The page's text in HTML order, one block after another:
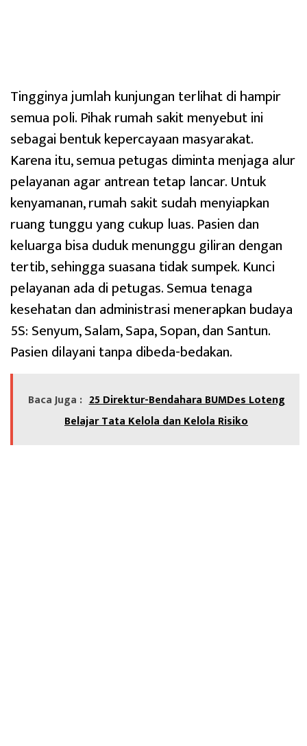
Tingginya jumlah kunjungan terlihat di hampir
semua poli. Pihak rumah sakit menyebut ini
sebagai bentuk kepercayaan masyarakat.
Karena itu, semua petugas diminta menjaga alur
pelayanan agar antrean tetap lancar. Untuk
kenyamanan, rumah sakit sudah menyiapkan
ruang tunggu yang cukup luas. Pasien dan
keluarga bisa duduk menunggu giliran dengan
tertib, sehingga suasana tidak sumpek. Kunci
pelayanan ada di petugas. Semua tenaga
kesehatan dan administrasi menerapkan budaya
5S: Senyum, Salam, Sapa, Sopan, dan Santun.
Pasien dilayani tanpa dibeda-bedakan.
Baca Juga : 25 Direktur-Bendahara BUMDes Loteng
Belajar Tata Kelola dan Kelola Risiko